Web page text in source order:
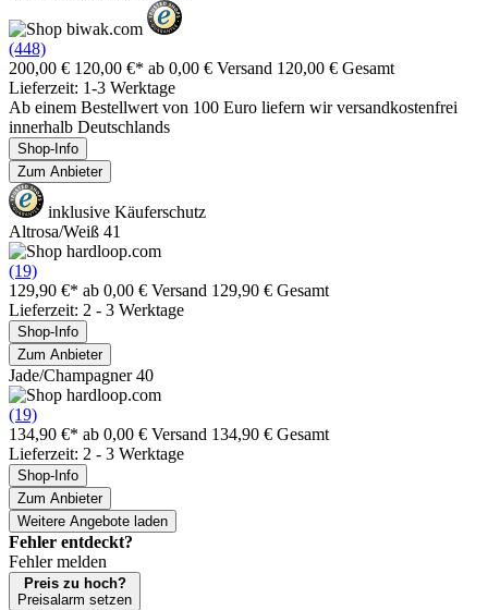
(448)
200,00 € 120,00 €* ab 0,00 € Versand 120,00 € Gesamt
Lieferzeit: 1-3 Werktage
Ab einem Bestellwert von 100 Euro liefern wir versandkostenfrei
innerhalb Deutschlands
Shop-Info
Zum Anbieter
inklusive Käuferschutz
Altrosa/Weiß 41
(19)
129,90 €* ab 0,00 € Versand 129,90 € Gesamt
Lieferzeit: 2 - 3 Werktage
Shop-Info
Zum Anbieter
Jade/Champagner 40
(19)
134,90 €* ab 0,00 € Versand 134,90 € Gesamt
Lieferzeit: 2 - 3 Werktage
Shop-Info
Zum Anbieter
Weitere Angebote laden
Fehler entdeckt?
Fehler melden
Preis zu hoch?
Preisalarm setzen